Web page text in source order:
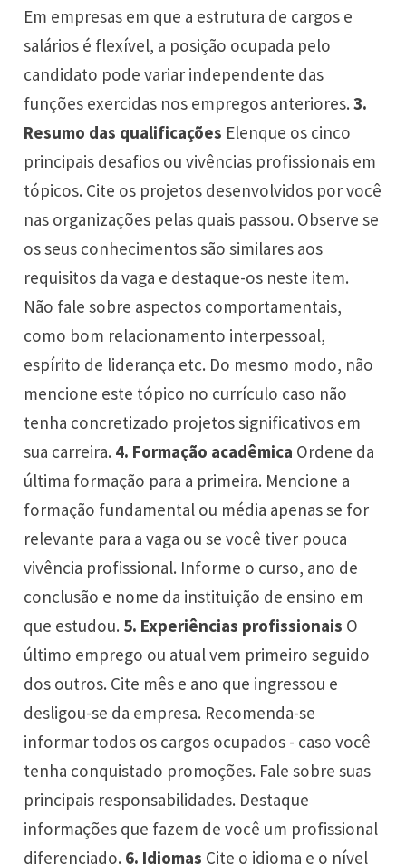
Em empresas em que a estrutura de cargos e
salários é flexível, a posição ocupada pelo
candidato pode variar independente das
funções exercidas nos empregos anteriores.3.
Resumo das qualificações Elenque os cinco
principais desafios ou vivências profissionais em
tópicos. Cite os projetos desenvolvidos por você
nas organizações pelas quais passou. Observe se
os seus conhecimentos são similares aos
requisitos davaga e destaque-os neste item.
Não fale sobre aspectos comportamentais,
como bom relacionamento interpessoal,
espírito de liderança etc. Do mesmo modo, não
mencione este tópico no currículo caso não
tenha concretizado projetos significativos em
sua carreira. 4. Formação acadêmica Ordene da
última formação para a primeira. Mencione a
formação fundamental ou média apenas se for
relevante para a vaga ou se você tiver pouca
vivência profissional. Informe o curso, ano de
conclusão e nome da instituição de ensino em
que estudou. 5. Experiências profissionais O
último emprego ou atual vem primeiro seguido
dos outros. Cite mês e ano que ingressou e
desligou-se da empresa. Recomenda-se
informar todos os cargos ocupados - caso você
tenha conquistado promoções. Fale sobre suas
principais responsabilidades. Destaque
informações que fazem de você um profissional
diferenciado. 6. Idiomas Cite o idioma e o nível